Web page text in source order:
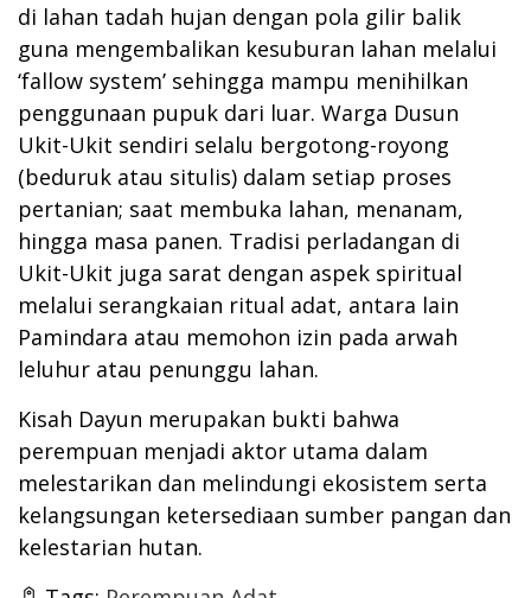
di lahan tadah hujan dengan pola gilir balik
guna mengembalikan kesuburan lahan melalui
‘fallow system’ sehingga mampu menihilkan
penggunaan pupuk dari luar. Warga Dusun
Ukit-Ukit sendiri selalu bergotong-royong
(beduruk atau situlis) dalam setiap proses
pertanian; saat membuka lahan, menanam,
hingga masa panen. Tradisi perladangan di
Ukit-Ukit juga sarat dengan aspek spiritual
melalui serangkaian ritual adat, antara lain
Pamindara atau memohon izin pada arwah
leluhur atau penunggu lahan.
Kisah Dayun merupakan bukti bahwa
perempuan menjadi aktor utama dalam
melestarikan dan melindungi ekosistem serta
kelangsungan ketersediaan sumber pangan dan
kelestarian hutan.